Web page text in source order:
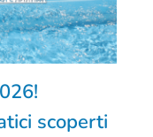
scoperti